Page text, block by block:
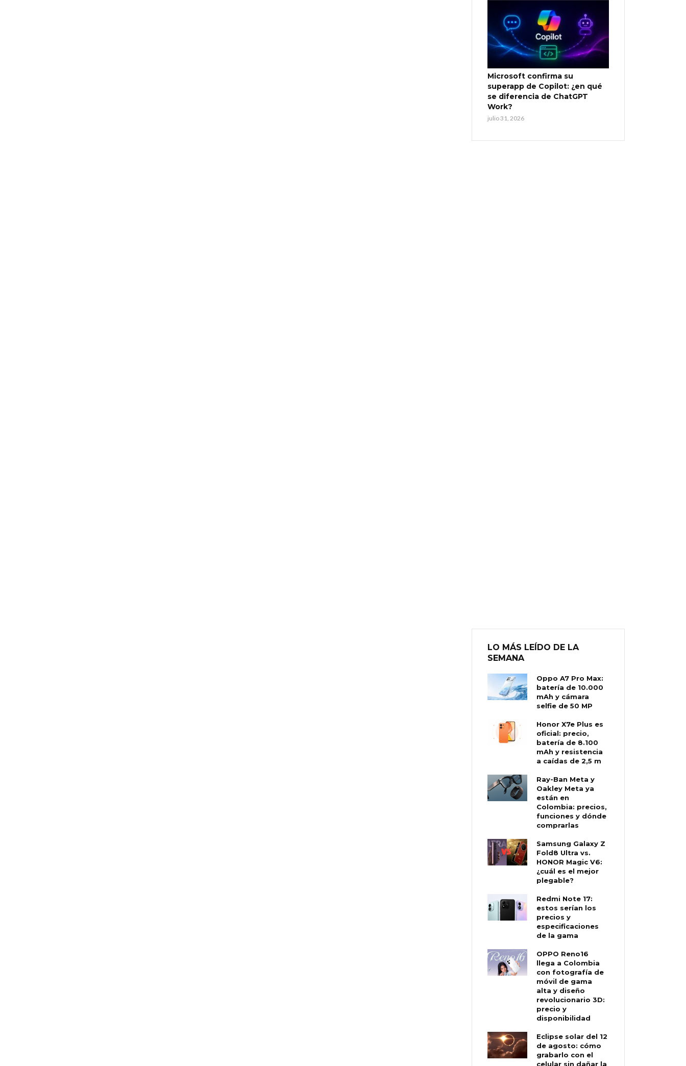
Microsoft confirma su
superapp de Copilot: ¿en qué
se diferencia de ChatGPT
Work?
julio 31, 2026
LO MÁS LEÍDO DE LA
SEMANA
Oppo A7 Pro Max:
batería de 10.000
mAh y cámara
selfie de 50 MP
Honor X7e Plus es
oficial: precio,
batería de 8.100
mAh y resistencia
a caídas de 2,5 m
Ray-Ban Meta y
Oakley Meta ya
están en
Colombia: precios,
funciones y dónde
comprarlas
Samsung Galaxy Z
Fold8 Ultra vs.
HONOR Magic V6:
¿cuál es el mejor
plegable?
Redmi Note 17:
estos serían los
precios y
especificaciones
de la gama
OPPO Reno16
llega a Colombia
con fotografía de
móvil de gama
alta y diseño
revolucionario 3D:
precio y
disponibilidad
Eclipse solar del 12
de agosto: cómo
grabarlo con el
celular sin dañar la